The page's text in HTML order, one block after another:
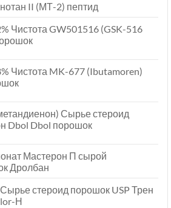
II (МТ-2) пептид
Чистота GW501516 (GSK-516
Чистота MK-677 (Ibutamoren)
Сырье стероид
Dbol Dbol порошок
Мастерон П сырой
Дролбан
стероид порошок USP Трен
Н